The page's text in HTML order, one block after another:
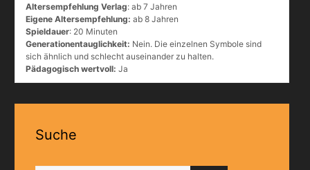
Altersempfehlung Verlag: ab 7 Jahren
Eigene Altersempfehlung: ab 8 Jahren
Spieldauer: 20 Minuten
Generationentauglichkeit: Nein. Die einzelnen Symbole sind
sich ähnlich und schlecht auseinander zu halten.
Pädagogisch wertvoll: Ja
Suche